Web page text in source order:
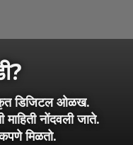
डिजिटल ओळख.
नोंदवली जाते.
मिळतो.